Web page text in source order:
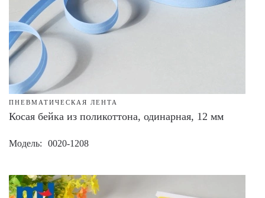
ПНЕВМАТИЧЕСКАЯ ЛЕНТА
Косая бейка из поликоттона, одинарная, 12 мм
Модель 0020-1208